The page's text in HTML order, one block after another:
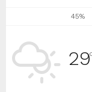
45%
29